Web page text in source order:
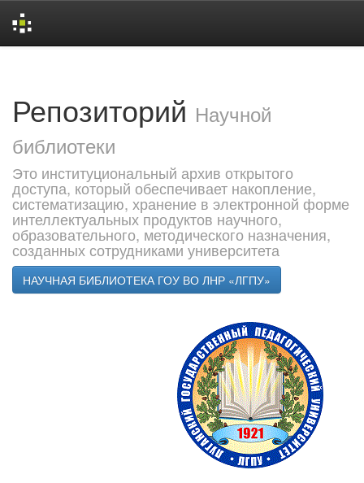
Репозиторий Научной
библиотеки
Это институциональный архив открытого
доступа, который обеспечивает накопление,
систематизацию, хранение в электронной форме
интеллектуальных продуктов научного,
образовательного, методического назначения,
созданных сотрудниками университета
НАУЧНАЯ БИБЛИОТЕКА ГОУ ВО ЛНР «ЛГПУ»